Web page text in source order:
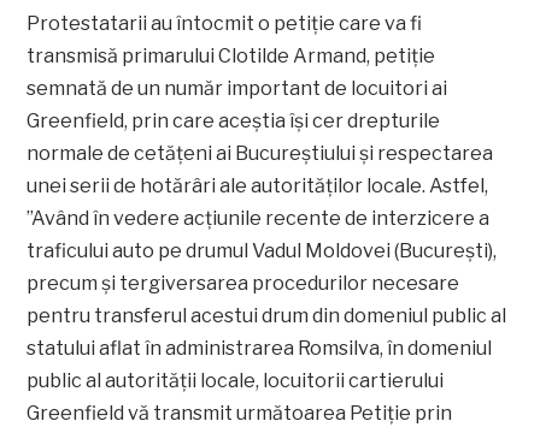
Protestatarii au întocmit o petiție care va fi
transmisă primarului Clotilde Armand, petiție
semnată de un număr important de locuitori ai
Greenfield, prin care aceștia își cer drepturile
normale de cetățeni ai Bucureștiului și respectarea
unei serii de hotărâri ale autorităților locale. Astfel,
”Având în vedere acțiunile recente de interzicere a
traficului auto pe drumul Vadul Moldovei (București),
precum și tergiversarea procedurilor necesare
pentru transferul acestui drum din domeniul public al
statului aflat în administrarea Romsilva, în domeniul
public al autorității locale, locuitorii cartierului
Greenfield vă transmit următoarea Petiție prin